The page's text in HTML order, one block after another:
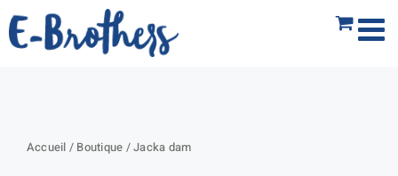
Passer
au
Accueil / Boutique /Jacka dam